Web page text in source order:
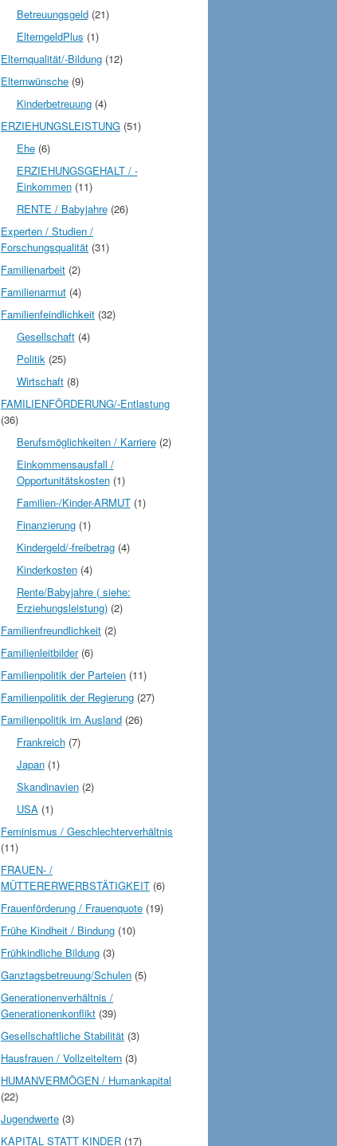
Betreuungsgeld(21)
ElterngeldPlus (1)
Elternqualität/-Bildung (12)
Elternwünsche (9)
Kinderbetreuung(4)
ERZIEHUNGSLEISTUNG (51)
Ehe(6)
ERZIEHUNGSGEHALT / -
Einkommen(11)
RENTE / Babyjahre(26)
Experten / Studien /
Forschungsqualität (31)
Familienarbeit (2)
Familienarmut (4)
Familienfeindlichkeit (32)
Gesellschaft(4)
Politik(25)
Wirtschaft(8)
FAMILIENFÖRDERUNG/-Entlastung
(36)
Berufsmöglichkeiten / Karriere(2)
Einkommensausfall /
Opportunitätskosten(1)
Familien-/Kinder-ARMUT(1)
Finanzierung(1)
Kindergeld/-freibetrag(4)
Kinderkosten(4)
Rente/Babyjahre ( siehe:
Erziehungsleistung)(2)
Familienfreundlichkeit (2)
Familienleitbilder(6)
Familienpolitik der Parteien (11)
Familienpolitik der Regierung (27)
Familienpolitik im Ausland (26)
Frankreich(7)
Japan(1)
Skandinavien(2)
USA(1)
Feminismus / Geschlechterverhältnis
(11)
FRAUEN- /
MÜTTERERWERBSTÄTIGKEIT (6)
Frauenförderung / Frauenquote (19)
Frühe Kindheit / Bindung (10)
Frühkindliche Bildung (3)
Ganztagsbetreuung/Schulen (5)
Generationenverhältnis /
Generationenkonflikt (39)
Gesellschaftliche Stabilität (3)
Hausfrauen / Vollzeiteltern (3)
HUMANVERMÖGEN / Humankapital
(22)
Jugendwerte (3)
KAPITAL STATT KINDER (17)